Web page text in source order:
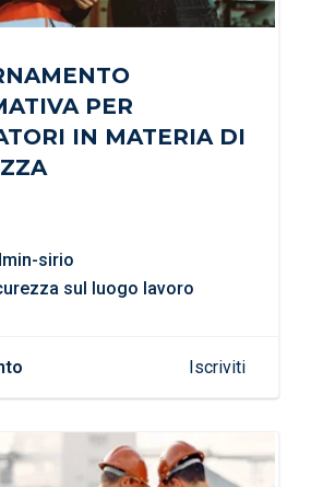
PER
IN MATERIA DI
sirio
sul luogo lavoro
Iscriviti